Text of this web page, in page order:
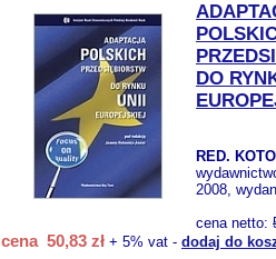
DO
RED.
2008,
cena netto:
cena 50,83 zł + 5% vat - dodaj do